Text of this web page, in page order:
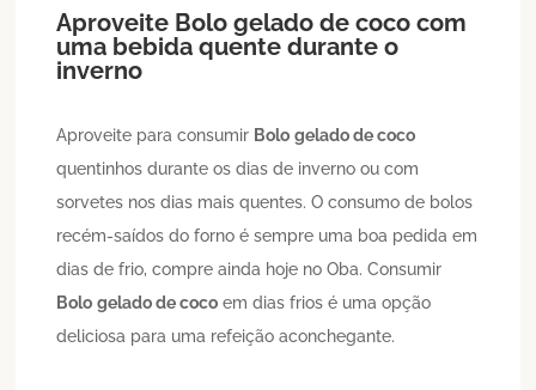
Aproveite Bolo gelado de coco com
uma bebida quente durante o
inverno
Aproveite para consumir Bolo gelado de coco
quentinhos durante os dias de inverno ou com
sorvetes nos dias mais quentes. O consumo de bolos
recém-saídos do forno é sempre uma boa pedida em
dias de frio, compre ainda hoje no Oba. Consumir
Bolo gelado de coco em dias frios é uma opção
deliciosa para uma refeição aconchegante.